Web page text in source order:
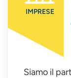
IMPRESE
Siamo il